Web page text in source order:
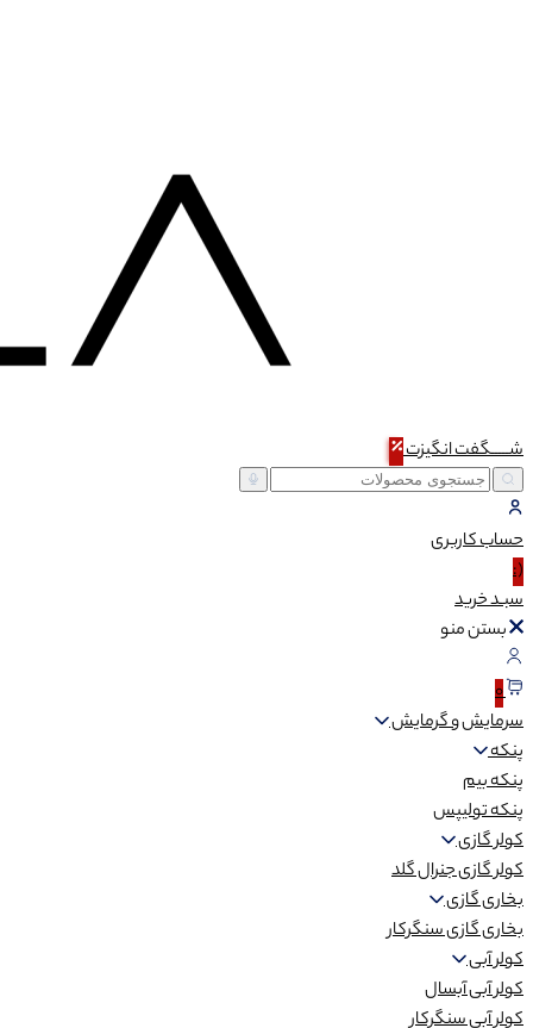
شـــــگفتانگیزت
حسابکاربری
(:
سبـدخرید
بستن منو
0
سرمایش و گرمایش
پنکه
پنکه بیم
پنکه تولیپس
کولر گازی
کولر گازی جنرال گلد
بخاری گازی
بخاری گازی سنگرکار
کولر آبی
کولر آبی آبسال
کولر آبی سنگرکار